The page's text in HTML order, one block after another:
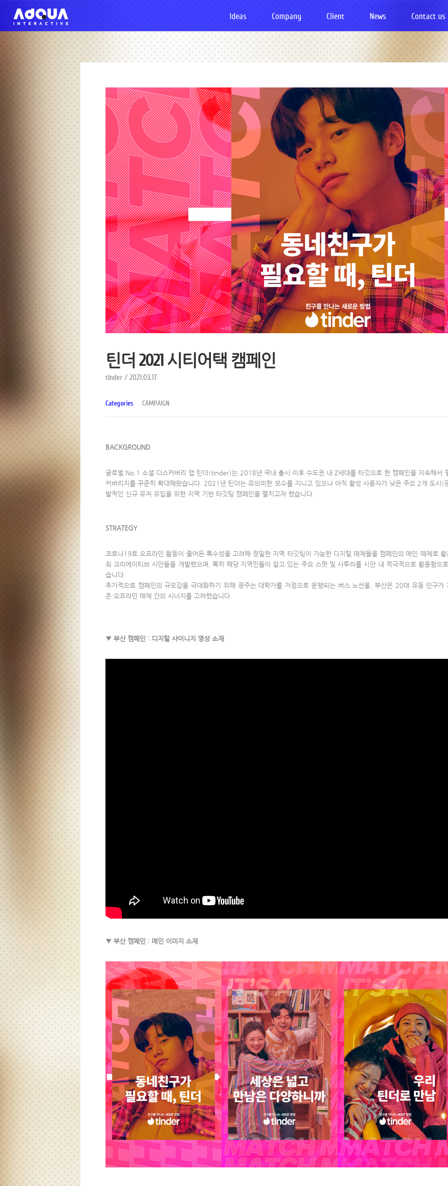
Ideas Company Client News Contact us
틴더 2021 시티어택 캠페인
tinder / 2021.03.17
Categories CAMPAIGN
BACKGROUND
글로벌 No.1 소셜 디스커버리 앱 틴더(tinder)는 2018년 국내 출시 이후 수도권 내 Z세대를 타깃으로 한 캠페인을 지속해서
커버리지를 꾸준히 확대해왔습니다. 2021년 틴더는 유의미한 모수를 지니고 있으나 아직 활성 사용자가 낮은 주요 2개 도시
발적인 신규 유저 유입을 위한 지역 기반 타깃팅 캠페인을 펼치고자 했습니다.
STRATEGY
코로나19로 오프라인 활동이 줄어든 특수성을 고려해 정밀한 지역 타깃팅이 가능한 디지털 매체들을 캠페인의 메인 매체로
춰 크리에이티브 시안들을 개발했으며, 특히 해당 지역민들이 알고 있는 주요 스팟 및 사투리를 시안 내 적극적으로 활용함으
습니다.
추가적으로 캠페인의 규모감을 극대화하기 위해 광주는 대학가를 거점으로 운행되는 버스 노선을, 부산은 20대 유동 인구
온·오프라인 매체 간의 시너지를 고려했습니다.
▼ 부산 캠페인 : 디지털 샤이니지 영상 소재
▼ 부산 캠페인 : 메인 이미지 소재